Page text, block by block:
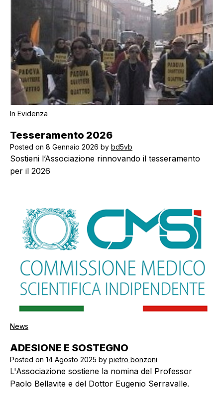
In Evidenza
Tesseramento 2026
Posted on 8 Gennaio 2026 by bd5vb
Sostieni l’Associazione rinnovando il tesseramento
per il 2026
News
ADESIONE E SOSTEGNO
Posted on 14 Agosto 2025 by pietro bonzoni
L'Associazione sostiene la nomina del Professor
Paolo Bellavite e del Dottor Eugenio Serravalle.